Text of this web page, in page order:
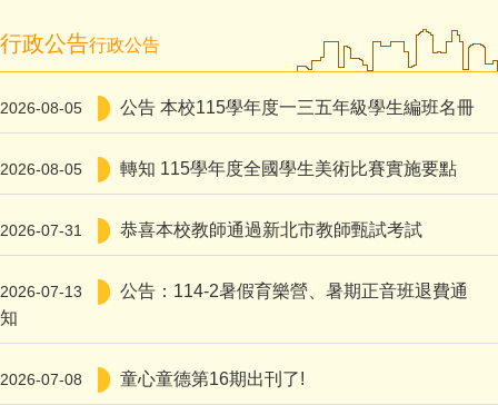
行政公告行政公告
2026-08-05 公告 本校115學年度一三五年級學生編班名冊
2026-08-05 轉知 115學年度全國學生美術比賽實施要點
2026-07-31 恭喜本校教師通過新北市教師甄試考試
2026-07-13
公告：114-2暑假育樂營、暑期正音班退費通
知
2026-07-08 童心童德第16期出刊了!